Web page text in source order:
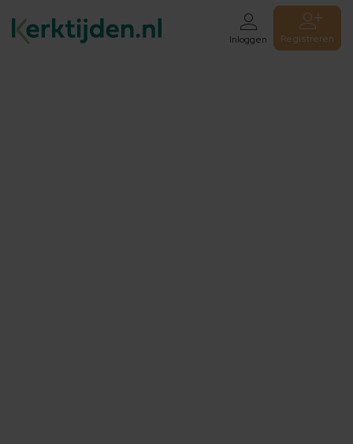
Inloggen Registreren